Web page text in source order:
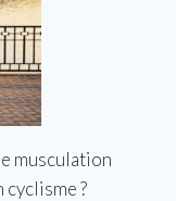
musculation
?